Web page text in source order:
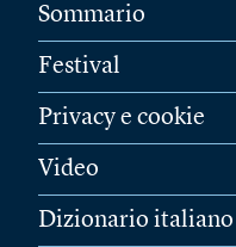
Sommario
Festival
Privacy e cookie
Video
Dizionario italiano